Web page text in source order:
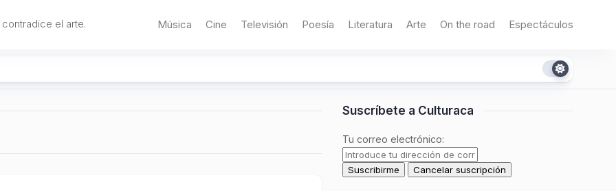
el arte. Música Cine Televisión Poesía Literatura Arte On the road Espectáculos
Suscríbete a Culturaca
Tu correo electrónico: